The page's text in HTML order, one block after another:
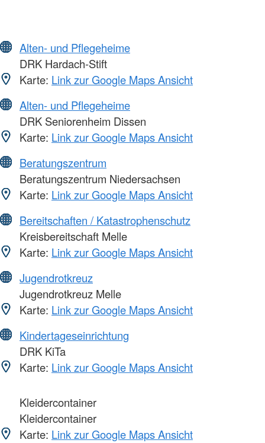
Alten- und Pflegeheime
DRK Hardach-Stift
Karte: Link zur Google Maps Ansicht
Alten- und Pflegeheime
DRK Seniorenheim Dissen
Karte: Link zur Google Maps Ansicht
Beratungszentrum
Beratungszentrum Niedersachsen
Karte: Link zur Google Maps Ansicht
Bereitschaften / Katastrophenschutz
Kreisbereitschaft Melle
Karte: Link zur Google Maps Ansicht
Jugendrotkreuz
Jugendrotkreuz Melle
Karte: Link zur Google Maps Ansicht
Kindertageseinrichtung
DRK KiTa
Karte: Link zur Google Maps Ansicht
Kleidercontainer
Kleidercontainer
Karte: Link zur Google Maps Ansicht